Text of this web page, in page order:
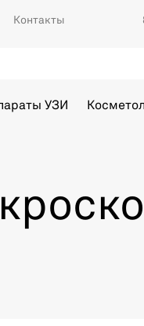
Контакты
УЗИ